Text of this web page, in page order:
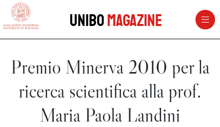
vai al contenuto della pagina
UniboMagazine
Premio Minerva 2010 per la
ricerca scientifica alla prof.
Maria Paola Landini